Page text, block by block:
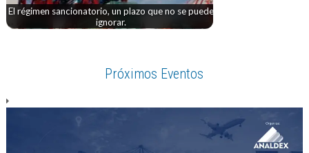
El régimen sancionatorio, un plazo que no se puede
ignorar.
Próximos Eventos